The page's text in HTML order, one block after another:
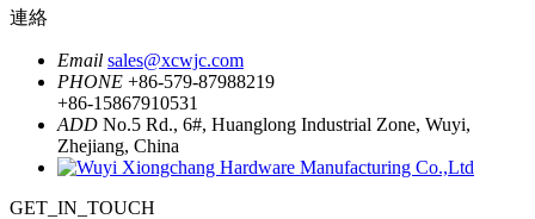
連絡
Email sales@xcwjc.com
PHONE +86-579-87988219
+86-15867910531
ADD No.5 Rd., 6#, Huanglong Industrial Zone, Wuyi,
Zhejiang, China
GET_IN_TOUCH